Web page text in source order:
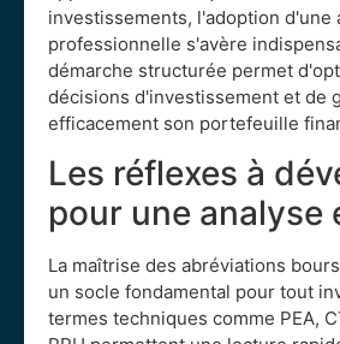
investissements, l'adoption d'une
professionnelle s'avère
démarche structurée permet
décisions d'investissement et de
efficacement son portefeuille
Les réflexes à
pour une analyse
La maîtrise des abréviations
un socle fondamental pour tout
termes techniques comme PEA,